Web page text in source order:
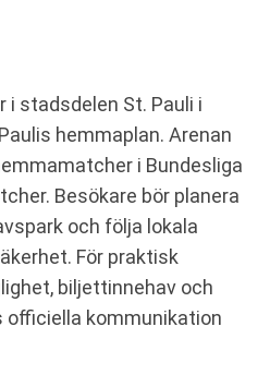
i stadsdelen St. Pauli i
hemmaplan. Arenan
i Bundesliga
Besökare bör planera
och följa lokala
För praktisk
biljettinnehav och
officiella kommunikation